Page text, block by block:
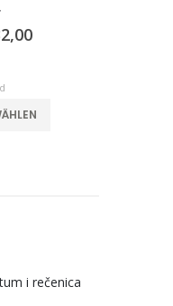
Preisspanne:
i rečenica